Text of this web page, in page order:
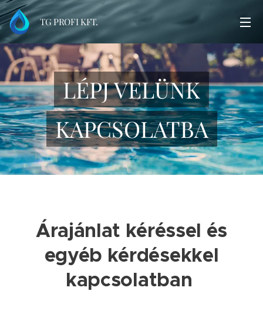
TG PROFI KFT.
LÉPJ VELÜNK
KAPCSOLATBA
Árajánlat kéréssel és
egyéb kérdésekkel
kapcsolatban